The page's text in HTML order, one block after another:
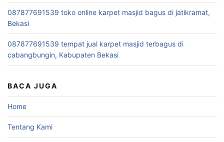
087877691539 toko online karpet masjid bagus di jatikramat,
Bekasi
087877691539 tempat jual karpet masjid terbagus di
cabangbungin, Kabupaten Bekasi
BACA JUGA
Home
Tentang Kami